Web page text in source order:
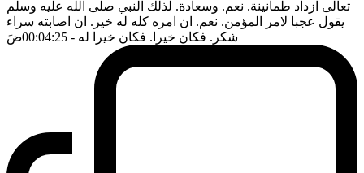
تعالى ازداد طمأنينة. نعم. وسعادة. لذلك النبي صلى الله عليه وسلم
يقول عجبا لامر المؤمن. نعم. ان امره كله له خير. ان اصابته سراء
شكر. فكان خيرا. فكان خيرا له - 00:04:25 ضَ